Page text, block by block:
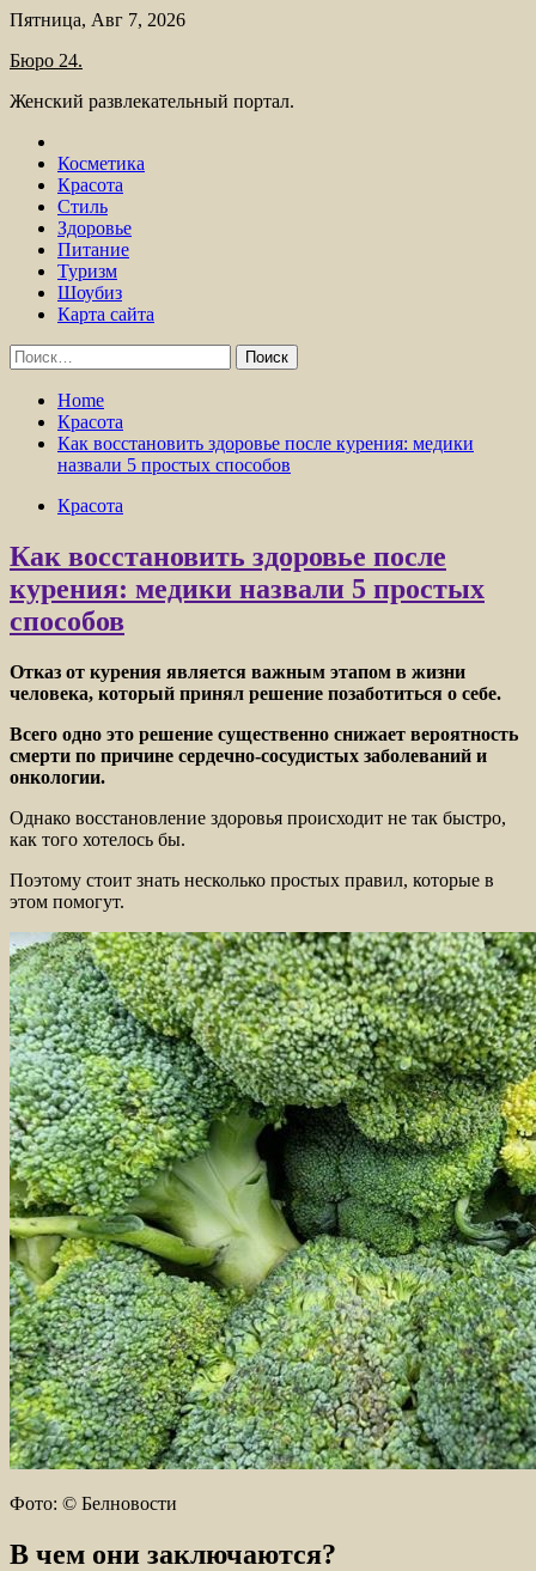
Skip
content
Пятница, Авг 7, 2026
Бюро 24.
Женский развлекательный портал.
Косметика
Красота
Стиль
Здоровье
Питание
Туризм
Шоубиз
Карта сайта
Найти:
Home
Красота
Как восстановить здоровье после курения: медики
назвали 5 простых способов
Красота
Как восстановить здоровье после
курения: медики назвали 5 простых
способов
Отказ от курения является важным этапом в жизни
человека, который принял решение позаботиться о себе.
Всего одно это решение существенно снижает вероятность
смерти по причине сердечно-сосудистых заболеваний и
онкологии.
Однако восстановление здоровья происходит не так быстро,
как того хотелось бы.
Поэтому стоит знать несколько простых правил, которые в
этом помогут.
Фото: © Белновости
В чем они заключаются?